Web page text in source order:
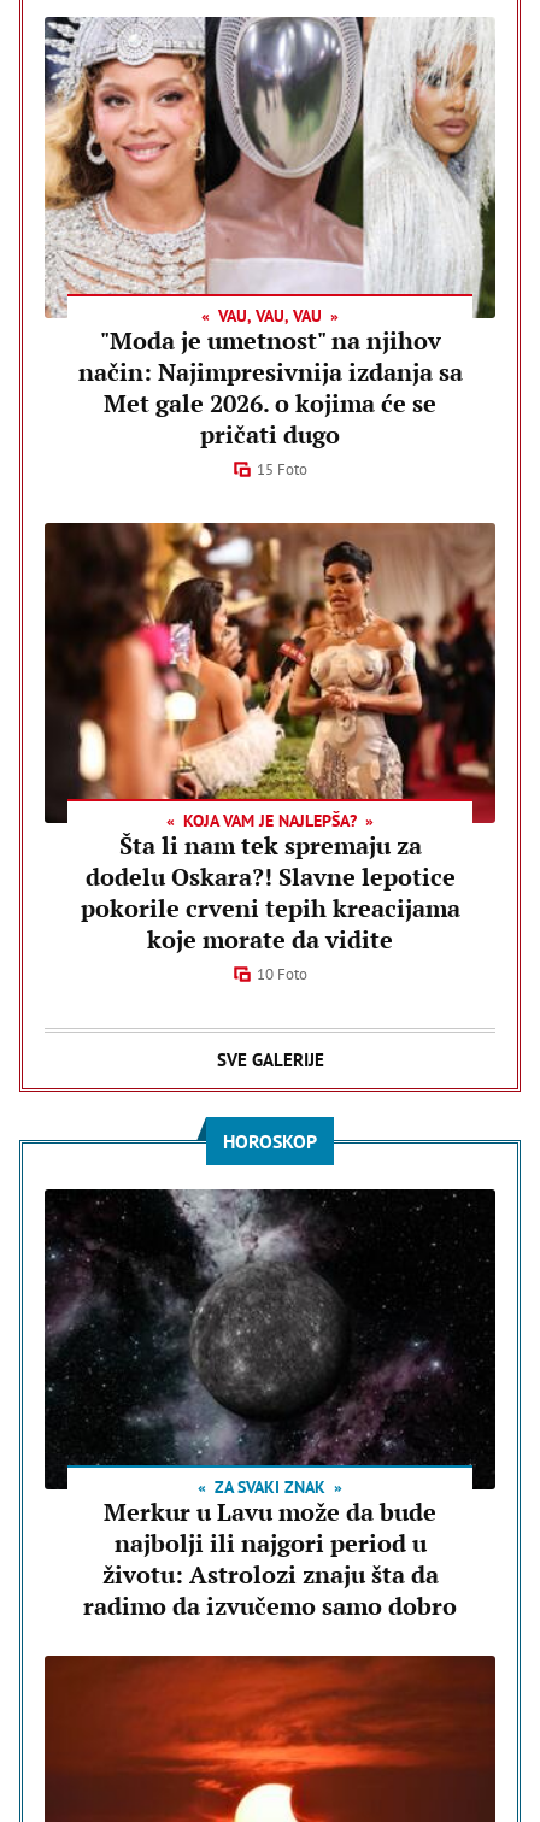
VAU, VAU, VAU
"Moda je umetnost" na njihov
način: Najimpresivnija izdanja sa
Met gale 2026. o kojima će se
pričati dugo
15 Foto
KOJA VAM JE NAJLEPŠA?
Šta li nam tek spremaju za
dodelu Oskara?! Slavne lepotice
pokorile crveni tepih kreacijama
koje morate da vidite
10 Foto
SVE GALERIJE
HOROSKOP
ZA SVAKI ZNAK
Merkur u Lavu može da bude
najbolji ili najgori period u
životu: Astrolozi znaju šta da
radimo da izvučemo samo dobro